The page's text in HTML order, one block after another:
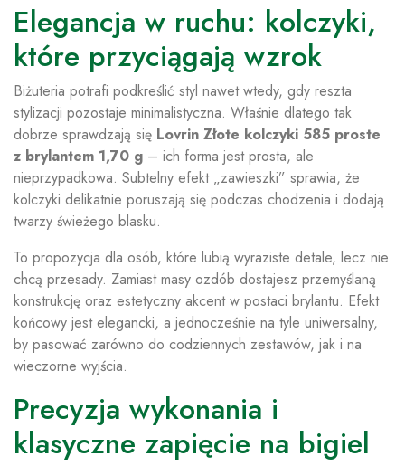
Elegancja w ruchu: kolczyki,
które przyciągają wzrok
Biżuteria potrafi podkreślić styl nawet wtedy, gdy reszta
stylizacji pozostaje minimalistyczna. Właśnie dlatego tak
dobrze sprawdzają się Lovrin Złote kolczyki 585 proste
z brylantem 1,70 g – ich forma jest prosta, ale
nieprzypadkowa. Subtelny efekt „zawieszki” sprawia, że
kolczyki delikatnie poruszają się podczas chodzenia i dodają
twarzy świeżego blasku.
To propozycja dla osób, które lubią wyraziste detale, lecz nie
chcą przesady. Zamiast masy ozdób dostajesz przemyślaną
konstrukcję oraz estetyczny akcent w postaci brylantu. Efekt
końcowy jest elegancki, a jednocześnie na tyle uniwersalny,
by pasować zarówno do codziennych zestawów, jak i na
wieczorne wyjścia.
Precyzja wykonania i
klasyczne zapięcie na bigiel